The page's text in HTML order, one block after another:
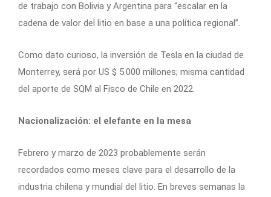
de trabajo con Bolivia y Argentina para “escalar en la
cadena de valor del litio en base a una política regional”.
Como dato curioso, la inversión de Tesla en la ciudad de
Monterrey, será por US $ 5.000 millones; misma cantidad
del aporte de SQM al Fisco de Chile en 2022.
Nacionalización: el elefante en la mesa
Febrero y marzo de 2023 probablemente serán
recordados como meses clave para el desarrollo de la
industria chilena y mundial del litio. En breves semanas la